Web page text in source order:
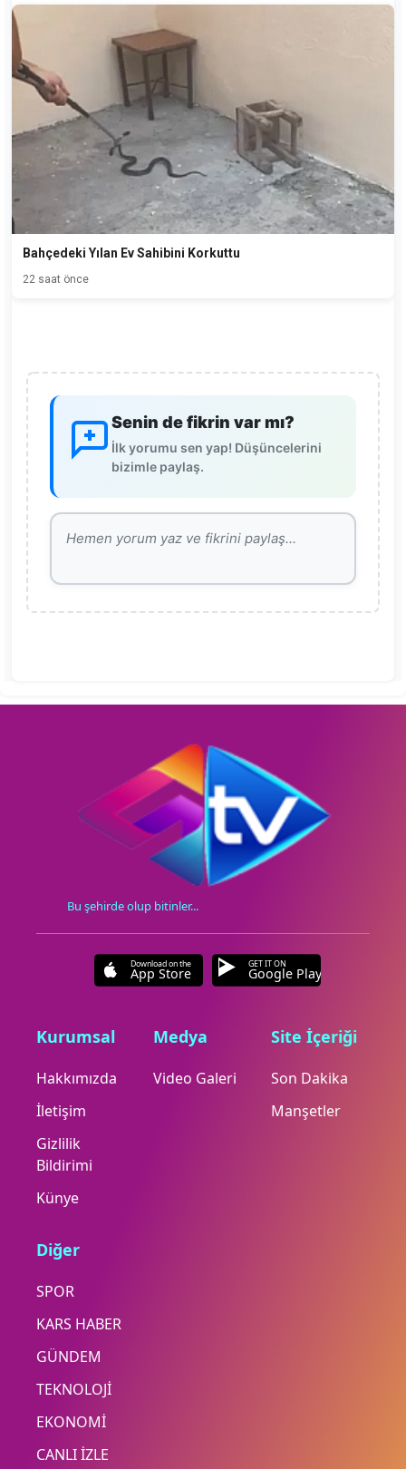
Bahçedeki Yılan Ev Sahibini Korkuttu
22 saat önce
Senin de fikrin var mı?
İlk yorumu sen yap! Düşüncelerini
bizimle paylaş.
Bu şehirde olup bitinler...
Download on the
App Store
GET IT ON
Google Play
Kurumsal
Hakkımızda
İletişim
Gizlilik
Bildirimi
Künye
Medya
Video Galeri
Site İçeriği
Son Dakika
Manşetler
Diğer
SPOR
KARS HABER
GÜNDEM
TEKNOLOJİ
EKONOMİ
CANLI İZLE